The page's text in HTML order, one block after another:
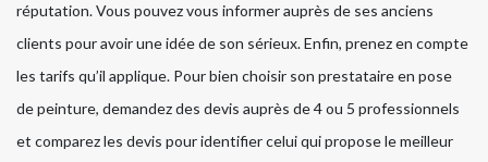
réputation. Vous pouvez vous informer auprès de ses anciens
clients pour avoir une idée de son sérieux. Enfin, prenez en compte
les tarifs qu’il applique. Pour bien choisir son prestataire en pose
de peinture, demandez des devis auprès de 4 ou 5 professionnels
et comparez les devis pour identifier celui qui propose le meilleur